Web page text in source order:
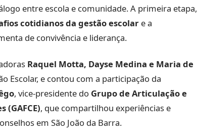
entre escola e comunidade. A primeira etapa,
cotidianos da gestão escolar e a
de convivência e liderança.
Raquel Motta, Dayse Medina e Maria de
Escolar, e contou com a participação da
, vice-presidente do Grupo de Articulação e
(GAFCE), que compartilhou experiências e
em São João da Barra.